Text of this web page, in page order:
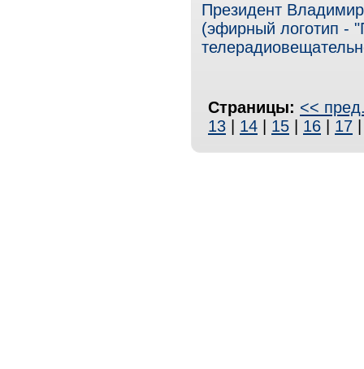
Президент
(эфирный логотип -
Страницы: <<
13
14 15 16 17